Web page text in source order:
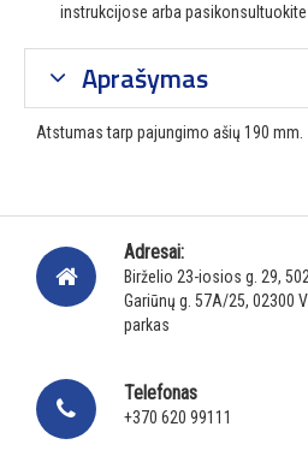
instrukcijose arba
Aprašymas
Atstumas tarp pajungimo ašių 190 mm.
Adresai:
Birželio 23-iosios g. 29,
Gariūnų g. 57A/25, 02300
parkas
Telefonas
+370 620 99111